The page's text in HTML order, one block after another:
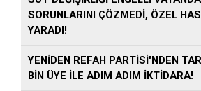
SORUNLARINI ÇÖZMEDİ, ÖZEL
YARADI!
YENİDEN REFAH PARTİSİ'NDEN
BİN ÜYE İLE ADIM ADIM İKTİDARA!